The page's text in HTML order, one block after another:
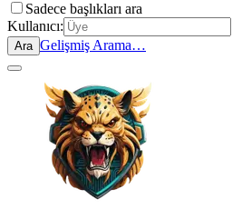
Sadece başlıkları ara
Kullanıcı:
Ara Gelişmiş Arama…